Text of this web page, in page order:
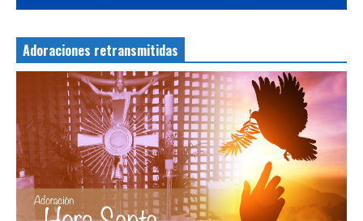
Adoraciones retransmitidas